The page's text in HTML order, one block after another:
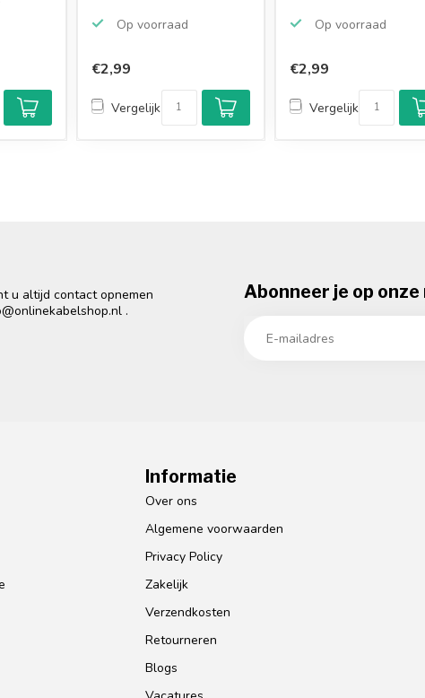
Op voorraad
€2,99
Vergelijk
Op voorraad
€2,99
Vergelijk
u altijd contact opnemen
.
Abonneer je op
Informatie
Over ons
Algemene voorwaarden
Privacy Policy
Zakelijk
Verzendkosten
Retourneren
Blogs